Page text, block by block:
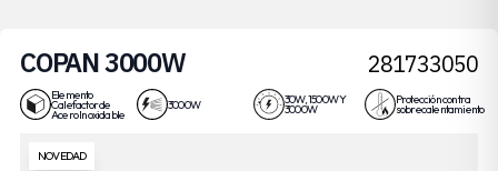
COPAN 3000W 281733050
Elemento
Calefactor de
Acero Inoxidable
3000W 30W, 1500W Y
3000W
Protección contra
sobrecalentamiento
NOVEDAD